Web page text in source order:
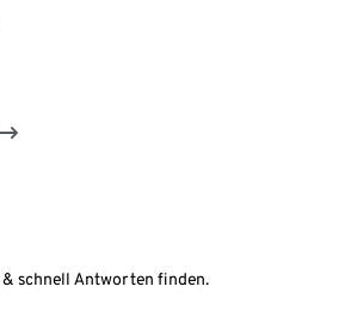
schnell Antworten finden.